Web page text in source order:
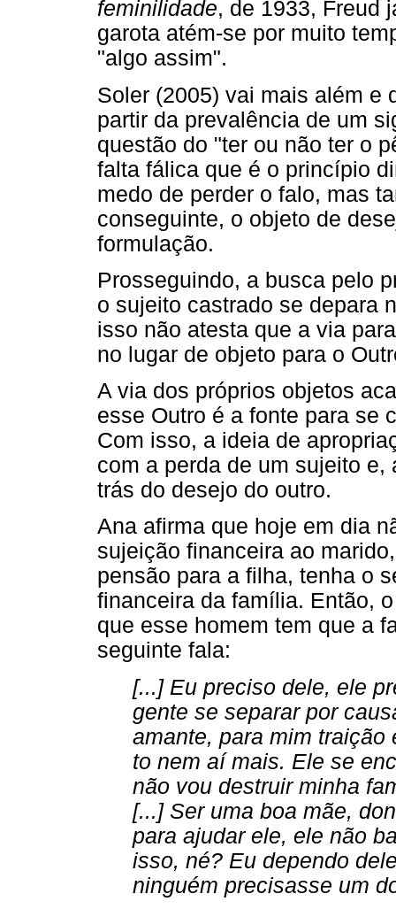
feminilidade, de 1933, Freud
garota atém-se por muito
"algo assim".
Soler (2005) vai mais além e
partir da prevalência de um
questão do "ter ou não ter o
falta fálica que é o princípio
medo de perder o falo, mas
conseguinte, o objeto de
formulação.
Prosseguindo, a busca pelo
o sujeito castrado se depara
isso não atesta que a via
no lugar de objeto para o
A via dos próprios objetos
esse Outro é a fonte para se
Com isso, a ideia de
com a perda de um sujeito
trás do desejo do outro.
Ana afirma que hoje em dia
sujeição financeira ao
pensão para a filha, tenha o
financeira da família. Então,
que esse homem tem que a
seguinte fala:
[...] Eu preciso dele, ele
gente se separar por
amante, para mim
to nem aí mais. Ele se
não vou destruir minha
[...] Ser uma boa mãe,
para ajudar ele, ele não
isso, né? Eu dependo
ninguém precisasse um